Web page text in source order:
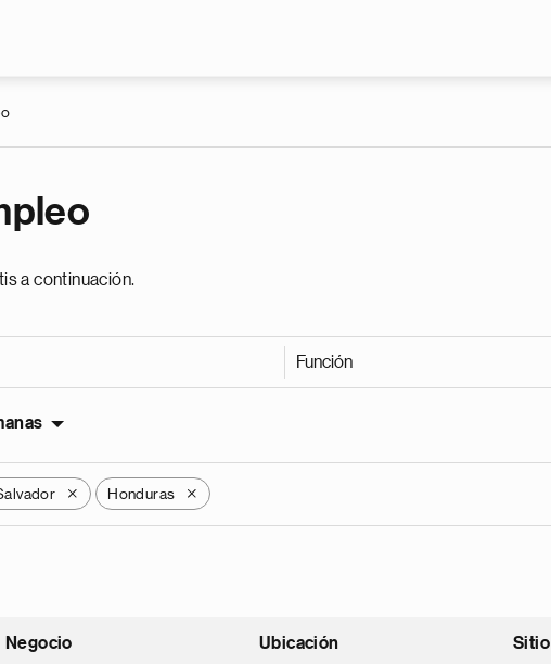
a continuación.
Función
X Honduras X
ascendente
Negocio Ubicación Sitio